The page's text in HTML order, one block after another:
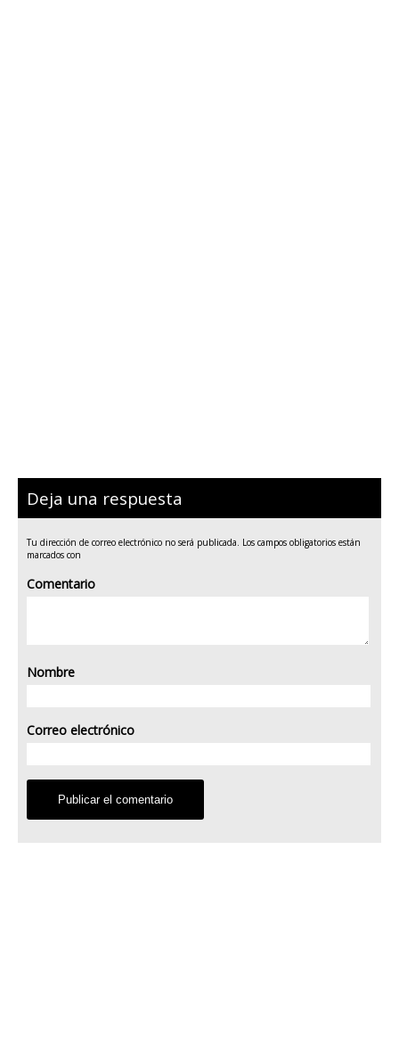
Deja una respuesta
Tu dirección de correo electrónico no será publicada. Los campos obligatorios están
marcados con
Comentario
Nombre
Correo electrónico